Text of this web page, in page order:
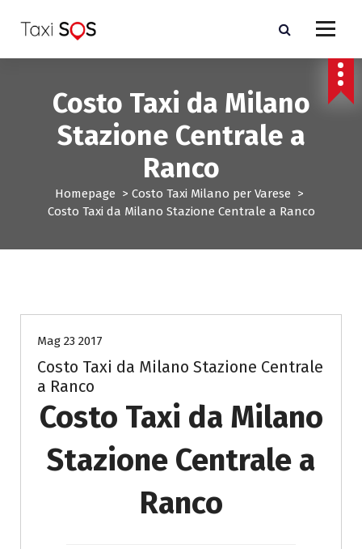
a
Costo Taxi da Milano
Stazione Centrale a
Ranco
Homepage > Costo Taxi Milano per Varese >
Costo Taxi da Milano Stazione Centrale a Ranco
Mag 23 2017
Costo Taxi da Milano Stazione Centrale
a Ranco
Costo Taxi da Milano
Stazione Centrale a
Ranco